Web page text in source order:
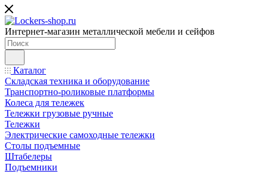
Интернет-магазин металлической мебели и сейфов
Каталог
Складская техника и оборудование
Транспортно-роликовые платформы
Колеса для тележек
Тележки грузовые ручные
Тележки
Электрические самоходные тележки
Столы подъемные
Штабелеры
Подъемники